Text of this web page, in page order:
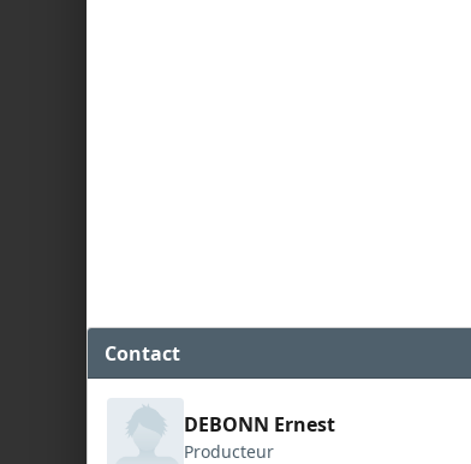
Contact
DEBONN Ernest
Producteur